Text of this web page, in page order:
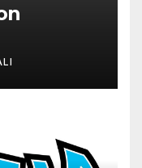
ja
trialogi